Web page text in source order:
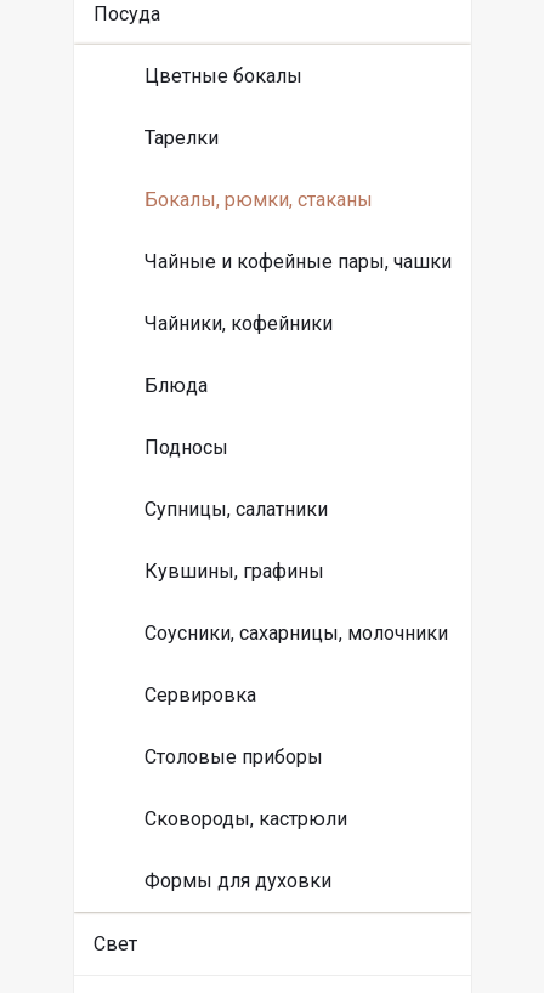
Посуда
Цветные бокалы
Тарелки
Бокалы, рюмки, стаканы
Чайные и кофейные пары, чашки
Чайники, кофейники
Блюда
Подносы
Супницы, салатники
Кувшины, графины
Соусники, сахарницы, молочники
Сервировка
Столовые приборы
Сковороды, кастрюли
Формы для духовки
Свет